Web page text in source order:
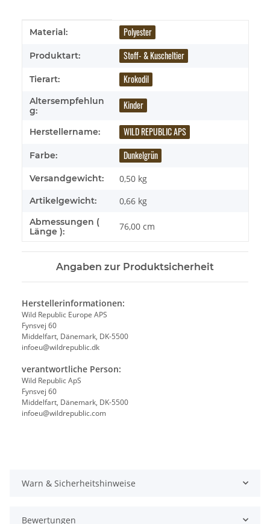
Produkteigenschaft
Wert
Material: Polyester
Produktart: Stoff- & Kuscheltier
Tierart: Krokodil
Altersempfehlun
g:
Kinder
Herstellername: WILD REPUBLIC APS
Farbe: Dunkelgrün
Versandgewicht: 0,50 kg
Artikelgewicht: 0,66 kg
Abmessungen (
Länge ):
76,00 cm
Angaben zur Produktsicherheit
Herstellerinformationen:
Wild Republic Europe APS
Fynsvej 60
Middelfart, Dänemark, DK-5500
infoeu@wildrepublic.dk
verantwortliche Person:
Wild Republic ApS
Fynsvej 60
Middelfart, Dänemark, DK-5500
infoeu@wildrepublic.com
Warn & Sicherheitshinweise
Bewertungen